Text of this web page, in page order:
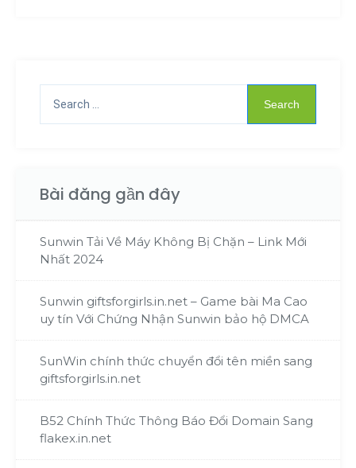
for:
Bài đăng gần đây
Sunwin Tải Về Máy Không Bị Chặn – Link Mới
Nhất 2024
Sunwin giftsforgirls.in.net – Game bài Ma Cao
uy tín Với Chứng Nhận Sunwin bảo hộ DMCA
SunWin chính thức chuyển đổi tên miền sang
giftsforgirls.in.net
B52 Chính Thức Thông Báo Đổi Domain Sang
flakex.in.net